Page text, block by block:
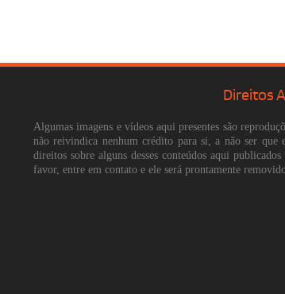
Direitos
Algumas imagens e vídeos aqui presentes são
não reivindica nenhum crédito para si, a não ser que
direitos sobre alguns desses conteúdos aqui
favor, entre em contato e ele será prontamente